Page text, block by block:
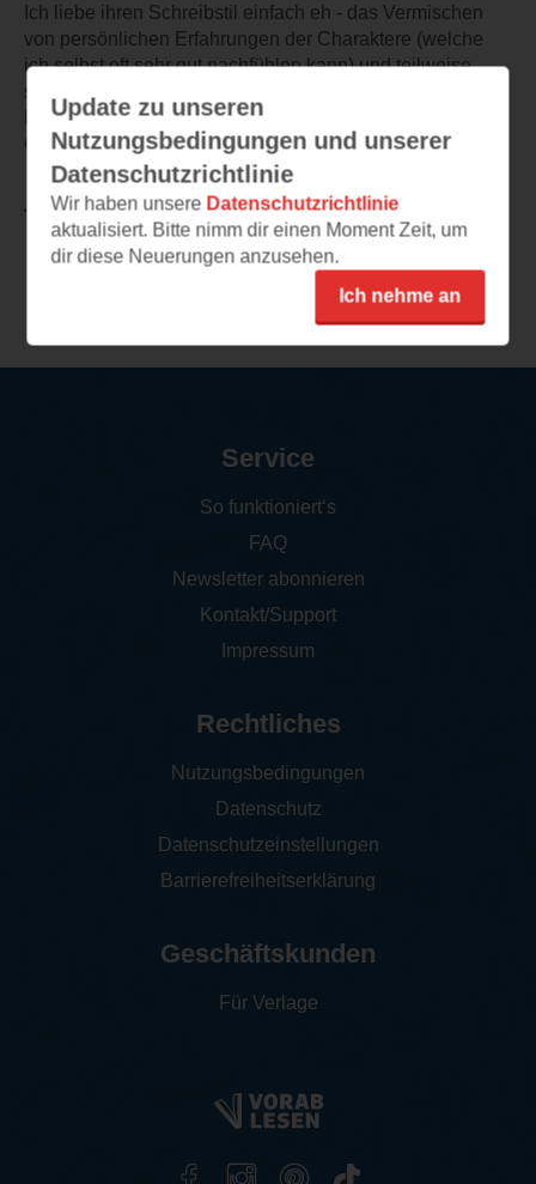
Ich liebe ihren Schreibstil einfach eh - das Vermischen
von persönlichen Erfahrungen der Charaktere (welche
ich selbst oft sehr gut nachfühlen kann) und teilweise
sehr abstrakte Erzählstränge, die oft dystopisch wirken.
Das macht einfach ganz viele Welten auf.
Große Leseempfehlung
TEILEN
Update zu unseren
Nutzungsbedingungen und unserer
Datenschutzrichtlinie
Wir haben unsere Datenschutzrichtlinie
aktualisiert. Bitte nimm dir einen Moment Zeit, um
dir diese Neuerungen anzusehen.
Ich nehme an
Service
So funktioniert‘s
FAQ
Newsletter abonnieren
Kontakt/Support
Impressum
Rechtliches
Nutzungsbedingungen
Datenschutz
Datenschutzeinstellungen
Barrierefreiheitserklärung
Geschäftskunden
Für Verlage